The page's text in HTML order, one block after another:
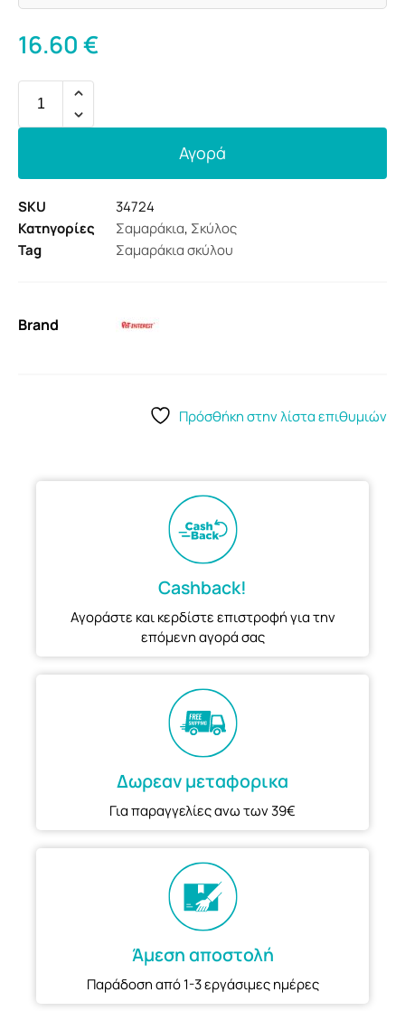
16.60€
Αγορά
SKU
34724
Κατηγορίες
Σαμαράκια, Σκύλος
Tag
Σαμαράκια σκύλου
Brand
Πρόσθήκη στην λίστα επιθυμιών
Cashback!
Αγοράστε και κερδίστε επιστροφή για την
επόμενη αγορά σας
Δωρεαν μεταφορικα
Για παραγγελίες ανω των 39€
Άμεση αποστολή
Παράδοση από 1-3 εργάσιμες ημέρες